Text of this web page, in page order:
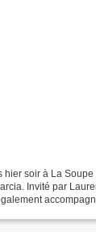
hier soir à La
Invité par